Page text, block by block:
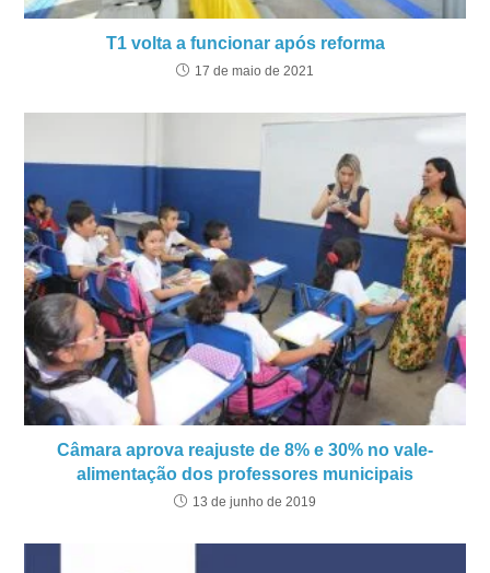
T1 volta a funcionar após reforma
17 de maio de 2021
Câmara aprova reajuste de 8% e 30% no vale-
alimentação dos professores municipais
13 de junho de 2019